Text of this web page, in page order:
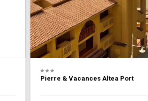
Pierre & Vacances Altea Port